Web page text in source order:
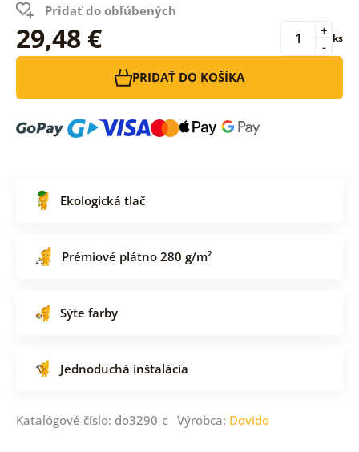
Pridať do obľúbených
29,48 € -
+ ks
PRIDAŤ DO KOŠÍKA
Ekologická tlač
Prémiové plátno 280 g/m²
Sýte farby
Jednoduchá inštalácia
Katalógové číslo: do3290-c Výrobca: Dovido